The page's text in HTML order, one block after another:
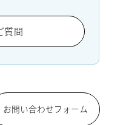
質問
お問い合わせフォーム